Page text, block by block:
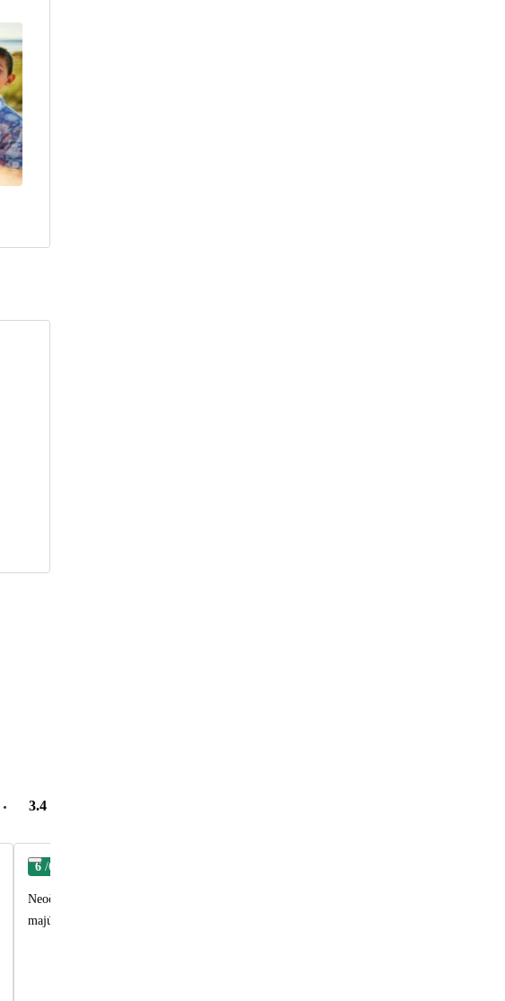
3.4
6 /6
Neočakávali sme veľa ale boli sme veľmi milo prekvapení. Cena zodpovedá kvalite. Jedlo
majú to čo potrebujete. Ideálne pre rodiny s deťmi.